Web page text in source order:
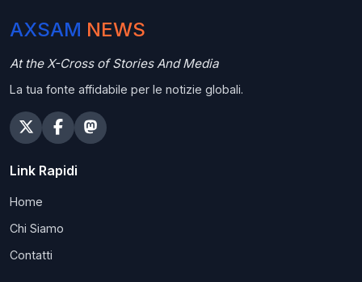
AXSAM NEWS
At the X-Cross of Stories And Media
La tua fonte affidabile per le notizie globali.
Link Rapidi
Home
Chi Siamo
Contatti